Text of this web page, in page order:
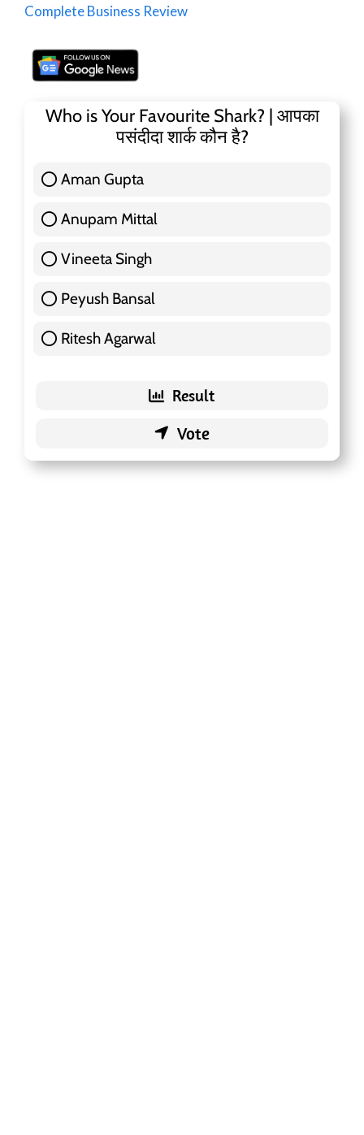
Complete Business Review
Who is Your Favourite Shark? | आपका
पसंदीदा शार्क कौन है?
Aman Gupta
Anupam Mittal
Vineeta Singh
Peyush Bansal
Ritesh Agarwal